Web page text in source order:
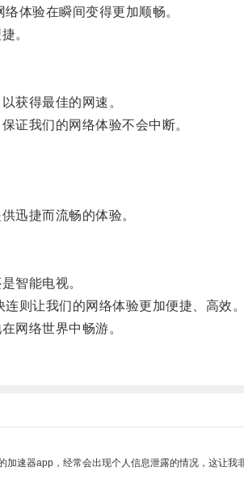
体验在瞬间变得更加顺畅。
。
获得最佳的网速。
我们的网络体验不会中断。
迅捷而流畅的体验。
智能电视。
让我们的网络体验更加便捷、高效。
网络世界中畅游。
速器app，经常会出现个人信息泄露的情况，这让我